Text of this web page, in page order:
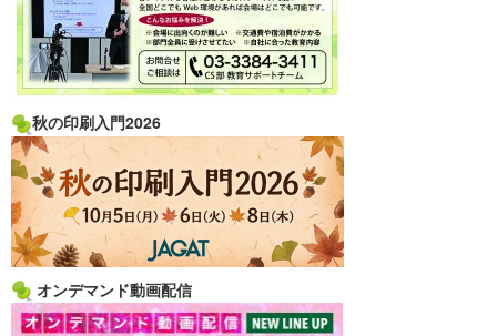
秋の印刷入門2026
オンデマンド動画配信